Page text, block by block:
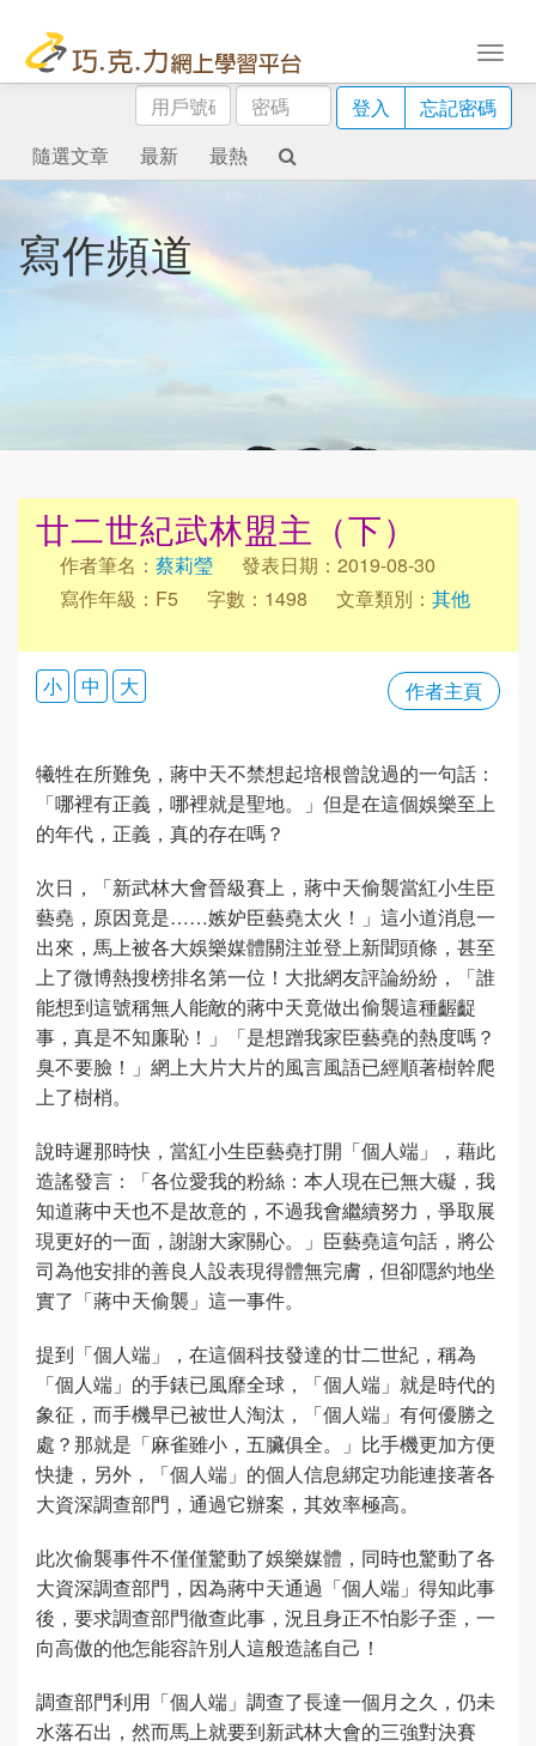
用
戶
號
碼
密
碼
登入
忘記密碼
隨選文章
最新 最熱
寫作頻道
廿二世紀武林盟主（下）
作者筆名： 蔡莉瑩
發表日期：2019-08-30
寫作年級：F5
字數：1498 文章類別： 其他
作者主頁
小 中 大
犧牲在所難免，蔣中天不禁想起培根曾說過的一句話：
「哪裡有正義，哪裡就是聖地。」但是在這個娛樂至上
的年代，正義，真的存在嗎？
次日，「新武林大會晉級賽上，蔣中天偷襲當紅小生臣
藝堯，原因竟是……嫉妒臣藝堯太火！」這小道消息一
出來，馬上被各大娛樂媒體關注並登上新聞頭條，甚至
上了微博熱搜榜排名第一位！大批網友評論紛紛，「誰
能想到這號稱無人能敵的蔣中天竟做出偷襲這種齷齪
事，真是不知廉恥！」「是想蹭我家臣藝堯的熱度嗎？
臭不要臉！」網上大片大片的風言風語已經順著樹幹爬
上了樹梢。
說時遲那時快，當紅小生臣藝堯打開「個人端」，藉此
造謠發言：「各位愛我的粉絲：本人現在已無大礙，我
知道蔣中天也不是故意的，不過我會繼續努力，爭取展
現更好的一面，謝謝大家關心。」臣藝堯這句話，將公
司為他安排的善良人設表現得體無完膚，但卻隱約地坐
實了「蔣中天偷襲」這一事件。
提到「個人端」，在這個科技發達的廿二世紀，稱為
「個人端」的手錶已風靡全球，「個人端」就是時代的
象征，而手機早已被世人淘汰，「個人端」有何優勝之
處？那就是「麻雀雖小，五臟俱全。」比手機更加方便
快捷，另外，「個人端」的個人信息綁定功能連接著各
大資深調查部門，通過它辦案，其效率極高。
此次偷襲事件不僅僅驚動了娛樂媒體，同時也驚動了各
大資深調查部門，因為蔣中天通過「個人端」得知此事
後，要求調查部門徹查此事，況且身正不怕影子歪，一
向高傲的他怎能容許別人這般造謠自己！
調查部門利用「個人端」調查了長達一個月之久，仍未
水落石出，然而馬上就要到新武林大會的三強對決賽